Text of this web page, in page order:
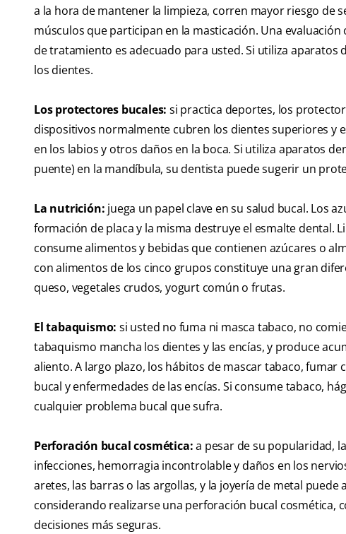
a la hora de mantener la limpieza, corren mayor riesgo de
músculos que participan en la masticación. Una
de tratamiento es adecuado para usted. Si utiliza
los dientes.
Los protectores bucales: si practica deportes, los
dispositivos normalmente cubren los dientes superiores y
en los labios y otros daños en la boca. Si utiliza aparatos
puente) en la mandíbula, su dentista puede sugerir un
La nutrición: juega un papel clave en su salud bucal. Los
formación de placa y la misma destruye el esmalte dental.
consume alimentos y bebidas que contienen azúcares o
con alimentos de los cinco grupos constituye una gran
queso, vegetales crudos, yogurt común o frutas.
El tabaquismo: si usted no fuma ni masca tabaco, no
tabaquismo mancha los dientes y las encías, y produce
aliento. A largo plazo, los hábitos de mascar tabaco,
bucal y enfermedades de las encías. Si consume tabaco,
cualquier problema bucal que sufra.
Perforación bucal cosmética:a pesar de su popularidad,
infecciones, hemorragia incontrolable y daños en los
aretes, las barras o las argollas, y la joyería de metal
considerando realizarse una perforación bucal cosmética,
decisiones más seguras.